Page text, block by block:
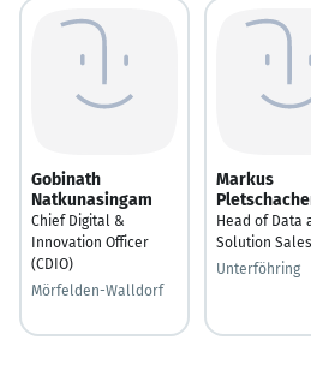
Gobinath
Natkunasingam
Chief Digital &
Innovation Officer
(CDIO)
Mörfelden-Walldorf
Markus
Head of Data
Solution Sales
Unterföhring